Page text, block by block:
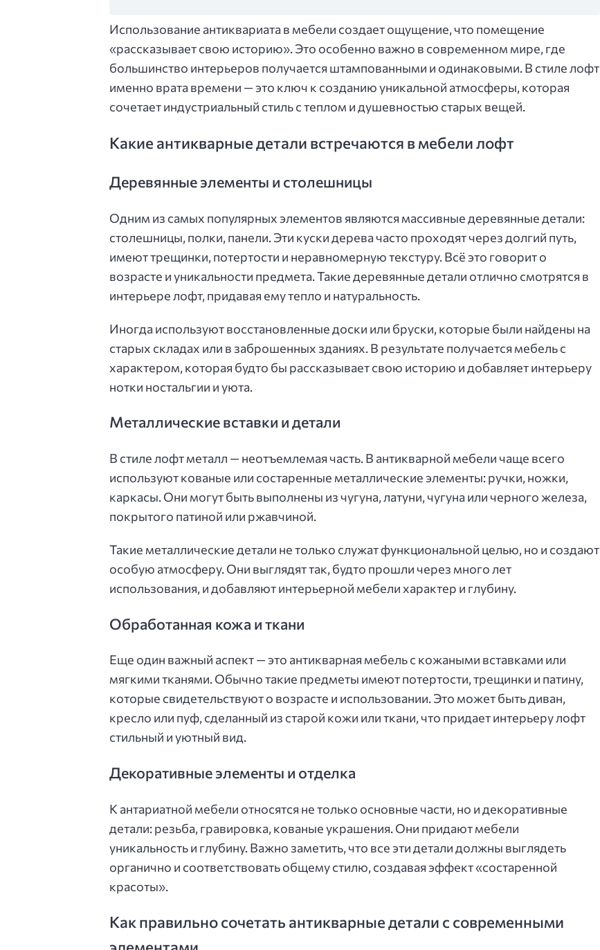
Использование антиквариата в мебели создает ощущение, что помещение
«рассказывает свою историю». Это особенно важно в современном мире, где
большинство интерьеров получается штампованными и одинаковыми. В стиле лофт
именно врата времени — это ключ к созданию уникальной атмосферы, которая
сочетает индустриальный стиль с теплом и душевностью старых вещей.
Какие антикварные детали встречаются в мебели лофт
Деревянные элементы и столешницы
Одним из самых популярных элементов являются массивные деревянные детали:
столешницы, полки, панели. Эти куски дерева часто проходят через долгий путь,
имеют трещинки, потертости и неравномерную текстуру. Всё это говорит о
возрасте и уникальности предмета. Такие деревянные детали отлично смотрятся в
интерьере лофт, придавая ему тепло и натуральность.
Иногда используют восстановленные доски или бруски, которые были найдены на
старых складах или в заброшенных зданиях. В результате получается мебель с
характером, которая будто бы рассказывает свою историю и добавляет интерьеру
нотки ностальгии и уюта.
Металлические вставки и детали
В стиле лофт металл — неотъемлемая часть. В антикварной мебели чаще всего
используют кованые или состаренные металлические элементы: ручки, ножки,
каркасы. Они могут быть выполнены из чугуна, латуни, чугуна или черного железа,
покрытого патиной или ржавчиной.
Такие металлические детали не только служат функциональной целью, но и создают
особую атмосферу. Они выглядят так, будто прошли через много лет
использования, и добавляют интерьерной мебели характер и глубину.
Обработанная кожа и ткани
Еще один важный аспект — это антикварная мебель с кожаными вставками или
мягкими тканями. Обычно такие предметы имеют потертости, трещинки и патину,
которые свидетельствуют о возрасте и использовании. Это может быть диван,
кресло или пуф, сделанный из старой кожи или ткани, что придает интерьеру лофт
стильный и уютный вид.
Декоративные элементы и отделка
К антариатной мебели относятся не только основные части, но и декоративные
детали: резьба, гравировка, кованые украшения. Они придают мебели
уникальность и глубину. Важно заметить, что все эти детали должны выглядеть
органично и соответствовать общему стилю, создавая эффект «состаренной
красоты».
Как правильно сочетать антикварные детали с современными